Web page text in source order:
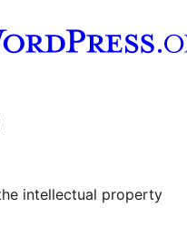
de YouTube
Tumblr account
intellectual property